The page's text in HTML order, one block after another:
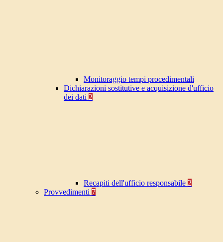
Monitoraggio tempi procedimentali
Dichiarazioni sostitutive e acquisizione d'ufficio
dei dati 2
Recapiti dell'ufficio responsabile 2
Provvedimenti 7